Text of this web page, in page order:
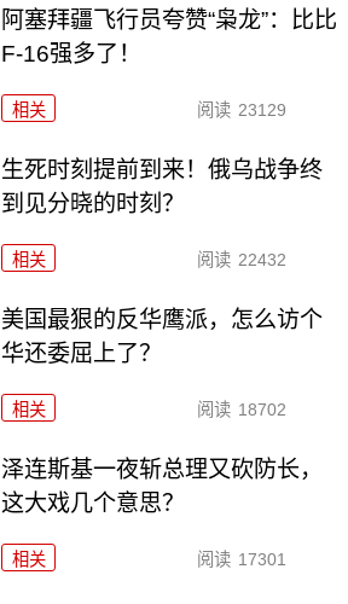
阿塞拜疆飞行员夸赞“枭龙”：比比
F-16强多了！
相关 阅读 23129
生死时刻提前到来！俄乌战争终
到见分晓的时刻？
相关 阅读 22432
美国最狠的反华鹰派，怎么访个
华还委屈上了？
相关 阅读 18702
泽连斯基一夜斩总理又砍防长，
这大戏几个意思？
相关 阅读 17301